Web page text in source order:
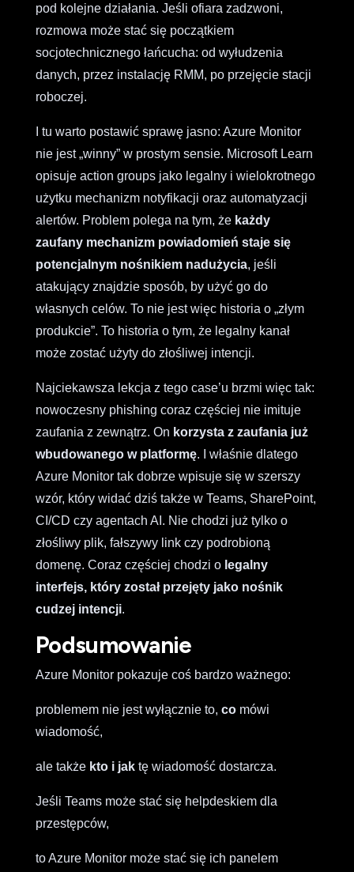
pod kolejne działania. Jeśli ofiara zadzwoni,
rozmowa może stać się początkiem
socjotechnicznego łańcucha: od wyłudzenia
danych, przez instalację RMM, po przejęcie stacji
roboczej.
I tu warto postawić sprawę jasno: Azure Monitor
nie jest „winny” w prostym sensie. Microsoft Learn
opisuje action groups jako legalny i wielokrotnego
użytku mechanizm notyfikacji oraz automatyzacji
alertów. Problem polega na tym, że każdy
zaufany mechanizm powiadomień staje się
potencjalnym nośnikiem nadużycia, jeśli
atakujący znajdzie sposób, by użyć go do
własnych celów. To nie jest więc historia o „złym
produkcie”. To historia o tym, że legalny kanał
może zostać użyty do złośliwej intencji.
Najciekawsza lekcja z tego case’u brzmi więc tak:
nowoczesny phishing coraz częściej nie imituje
zaufania z zewnątrz. On korzysta z zaufania już
wbudowanego w platformę. I właśnie dlatego
Azure Monitor tak dobrze wpisuje się w szerszy
wzór, który widać dziś także w Teams, SharePoint,
CI/CD czy agentach AI. Nie chodzi już tylko o
złośliwy plik, fałszywy link czy podrobioną
domenę. Coraz częściej chodzi o legalny
interfejs, który został przejęty jako nośnik
cudzej intencji.
Podsumowanie
Azure Monitor pokazuje coś bardzo ważnego:
problemem nie jest wyłącznie to, comówi
wiadomość,
ale także kto i jaktę wiadomość dostarcza.
Jeśli Teams może stać się helpdeskiem dla
przestępców,
to Azure Monitor może stać się ich panelem